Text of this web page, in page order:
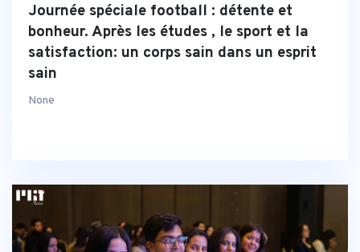
Journée spéciale football : détente et
bonheur. Après les études , le sport et la
satisfaction: un corps sain dans un esprit
sain
None